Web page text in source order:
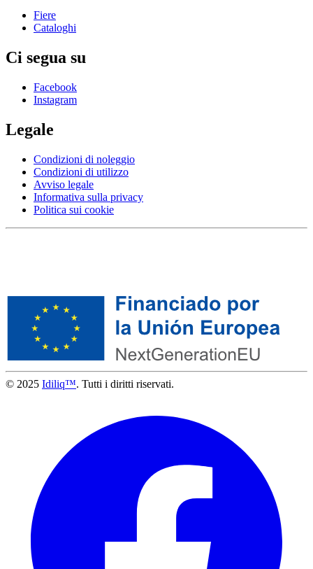
Fiere
Cataloghi
Ci segua su
Facebook
Instagram
Legale
Condizioni di noleggio
Condizioni di utilizzo
Avviso legale
Informativa sulla privacy
Politica sui cookie
© 2025 Idiliq™. Tutti i diritti riservati.